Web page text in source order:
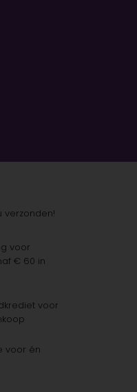
verzonden!
voor
€ 60 in
voor
voor én